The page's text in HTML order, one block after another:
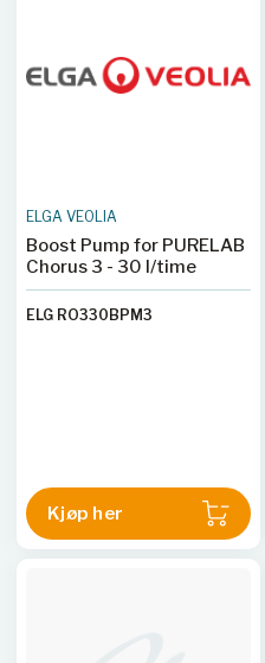
ELGA VEOLIA
Boost Pump for PURELAB
Chorus 3 - 30 l/time
ELG RO330BPM3
Kjøp her